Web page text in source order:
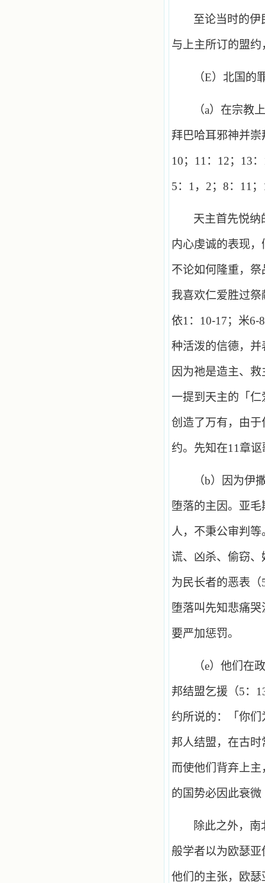
至论当时的
与上主所订的盟
（E）北国的
（a）在宗教
拜巴哈耳邪神并
10； 11 ： 12； 13：
5： 1 ， 2； 8： 11 ；
天主首先悦纳
内心虔诚的表现
不论如何隆重，
我喜欢仁爱胜过
依1 ： 10-17；米6-8
种活泼的信德，
因为祂是造主、
一提到天主的「
创造了万有，由
约。先知在11 章
（b）因为伊
堕落的主因。亚
人，不秉公审判
谎、凶杀、偷窃
为民长者的恶表（
堕落叫先知悲痛
要严加惩罚。
（e）他们在
邦结盟乞援（5：
约所说的：「你
邦人结盟，在古
而使他们背弃上
的国势必因此衰微
除此之外，
般学者以为欧瑟
他们的主张，欧